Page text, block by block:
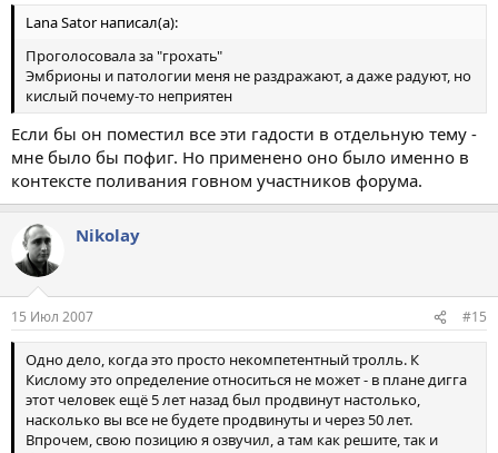
Lana Sator написал(а):
Проголосовала за "грохать"
Эмбрионы и патологии меня не раздражают, а даже радуют, но
кислый почему-то неприятен
Если бы он поместил все эти гадости в отдельную тему -
мне было бы пофиг. Но применено оно было именно в
контексте поливания говном участников форума.
Nikolay
15 Июл 2007 #15
Одно дело, когда это просто некомпетентный тролль. К
Кислому это определение относиться не может - в плане дигга
этот человек ещё 5 лет назад был продвинут настолько,
насколько вы все не будете продвинуты и через 50 лет.
Впрочем, свою позицию я озвучил, а там как решите, так и